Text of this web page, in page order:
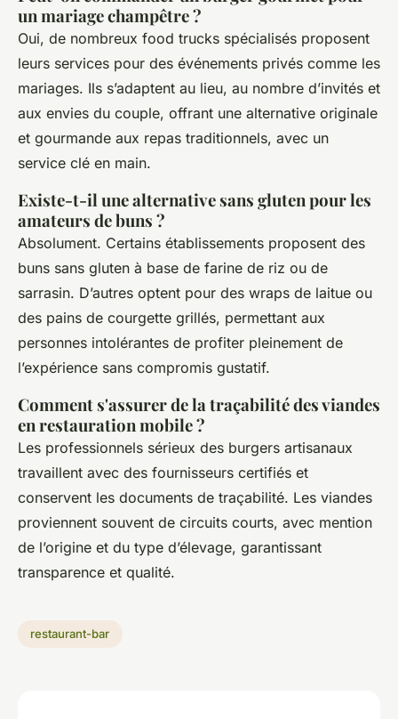
un mariage champêtre ?
Oui, de nombreux food trucks spécialisés proposent
leurs services pour des événements privés comme les
mariages. Ils s’adaptent au lieu, au nombre d’invités et
aux envies du couple, offrant une alternative originale
et gourmande aux repas traditionnels, avec un
service clé en main.
Existe-t-il une alternative sans gluten pour les
amateurs de buns ?
Absolument. Certains établissements proposent des
buns sans gluten à base de farine de riz ou de
sarrasin. D’autres optent pour des wraps de laitue ou
des pains de courgette grillés, permettant aux
personnes intolérantes de profiter pleinement de
l’expérience sans compromis gustatif.
Comment s'assurer de la traçabilité des viandes
en restauration mobile ?
Les professionnels sérieux des burgers artisanaux
travaillent avec des fournisseurs certifiés et
conservent les documents de traçabilité. Les viandes
proviennent souvent de circuits courts, avec mention
de l’origine et du type d’élevage, garantissant
transparence et qualité.
restaurant-bar